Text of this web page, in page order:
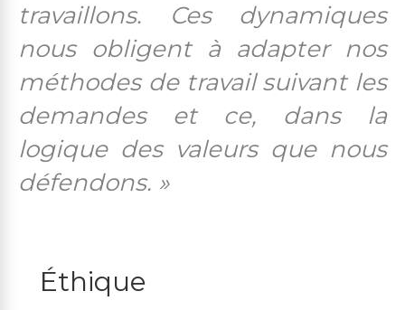
travaillons. Ces dynamiques
nous obligent à adapter nos
méthodes de travail suivant les
demandes et ce, dans la
logique des valeurs que nous
défendons. »
Éthique